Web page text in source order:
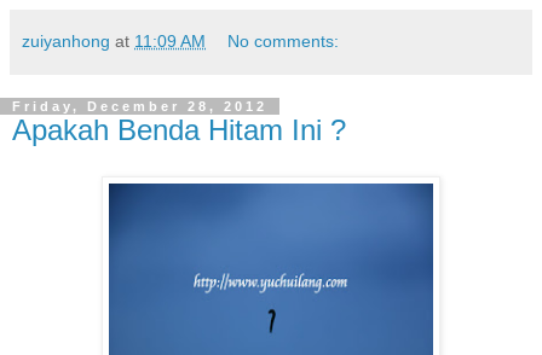
zuiyanhong at 11:09 AM No comments:
Friday, December 28, 2012
Apakah Benda Hitam Ini ?